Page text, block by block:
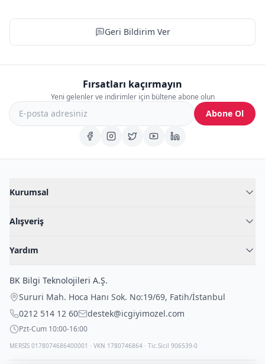
Geri Bildirim Ver
Fırsatları kaçırmayın
Yeni gelenler ve indirimler için bültene abone olun
Abone Ol
Kurumsal
Blog
İç Giyim Rehberi
Alışveriş
Fantazi İç Giyim
Çocuk İç Giyim
Outlet Fırsatları
Yardım
İade Politikası
Gizli Paketleme
BK Bilgi Teknolojileri A.Ş.
Sururi Mah. Hoca Hanı Sok. No:19/69, Fatih/İstanbul
0212 514 12 60
destek@icgiyimozel.com
Pzt-Cum 10:00-16:00
MERSİS 0178074686400001 · VKN 1780746864 · Tic.Sicil 906539-0